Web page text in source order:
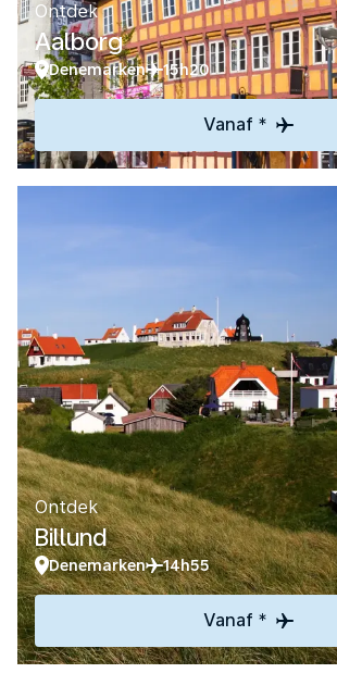
Ontdek
Aalborg
Denemarken 15h20
Vanaf *
Ontdek
Billund
Denemarken 14h55
Vanaf *